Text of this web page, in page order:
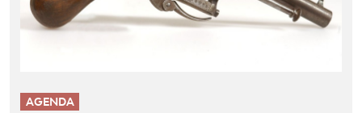
AGENDA